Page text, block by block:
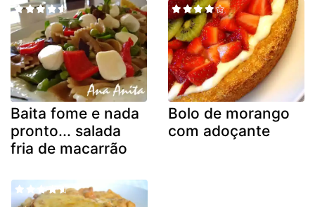
Baita fome e nada
pronto... salada
fria de macarrão
Bolo de morango
com adoçante